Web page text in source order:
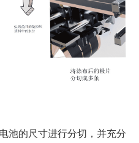
池的尺寸进行分切，并充分